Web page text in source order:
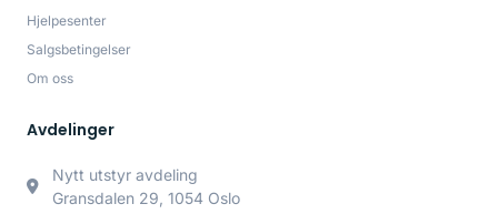
Hjelpesenter
Salgsbetingelser
Om oss
Avdelinger
Nytt utstyr avdeling
Gransdalen 29, 1054 Oslo